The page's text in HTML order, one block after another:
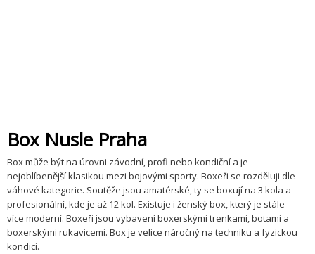
Box Nusle Praha
Box může být na úrovni závodní, profi nebo kondiční a je
nejoblíbenější klasikou mezi bojovými sporty. Boxeři se rozděluji dle
váhové kategorie. Soutěže jsou amatérské, ty se boxují na 3 kola a
profesionální, kde je až 12 kol. Existuje i ženský box, který je stále
více moderní. Boxeři jsou vybavení boxerskými trenkami, botami a
boxerskými rukavicemi. Box je velice náročný na techniku a fyzickou
kondici.